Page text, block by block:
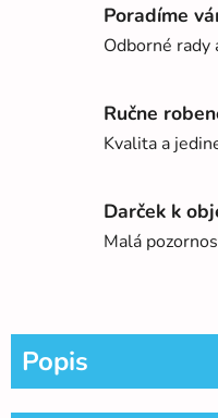
Poradíme
Odborné rady
Ručne
Kvalita a
Darček k
Malá
Popis